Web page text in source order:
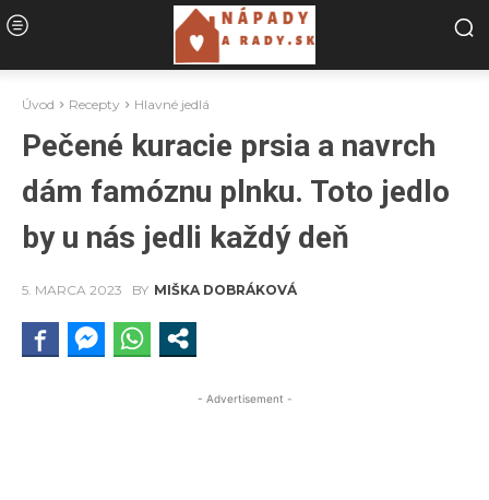
Úvod Recepty Hlavné jedlá
Pečené kuracie prsia a navrch
dám famóznu plnku. Toto jedlo
by u nás jedli každý deň
5. MARCA 2023 BY MIŠKA DOBRÁKOVÁ
- Advertisement -